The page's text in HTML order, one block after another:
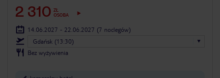
2 310 ZŁ
OSOBA
14.06.2027 - 22.06.2027 (7 noclegów)
Gdańsk (13:30)
Bez wyżywienia